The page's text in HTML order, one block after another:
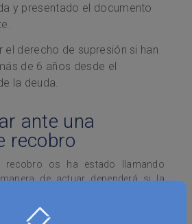
y presentado el documento
el derecho de supresión si han
de 6 años desde el
la deuda.
ante una
recobro
recobro os ha estado llamando
de actuar dependerá si la